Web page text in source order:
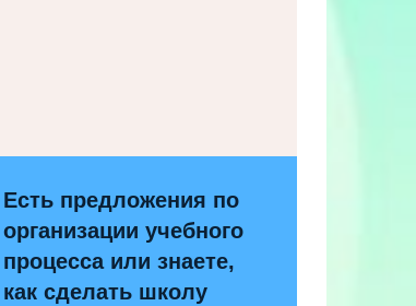
Есть предложения по
организации учебного
процесса или знаете,
как сделать школу